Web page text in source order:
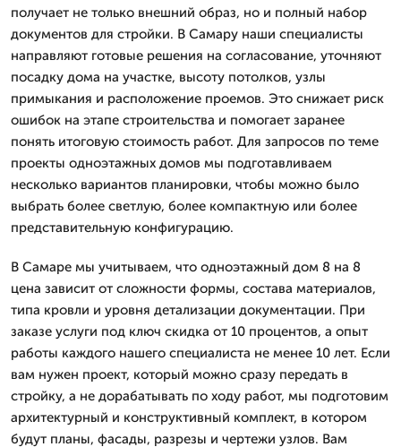
получает не только внешний образ, но и полный набор
документов для стройки. В Самару наши специалисты
направляют готовые решения на согласование, уточняют
посадку дома на участке, высоту потолков, узлы
примыкания и расположение проемов. Это снижает риск
ошибок на этапе строительства и помогает заранее
понять итоговую стоимость работ. Для запросов по теме
проекты одноэтажных домов мы подготавливаем
несколько вариантов планировки, чтобы можно было
выбрать более светлую, более компактную или более
представительную конфигурацию.
В Самаре мы учитываем, что одноэтажный дом 8 на 8
цена зависит от сложности формы, состава материалов,
типа кровли и уровня детализации документации. При
заказе услуги под ключ скидка от 10 процентов, а опыт
работы каждого нашего специалиста не менее 10 лет. Если
вам нужен проект, который можно сразу передать в
стройку, а не дорабатывать по ходу работ, мы подготовим
архитектурный и конструктивный комплект, в котором
будут планы, фасады, разрезы и чертежи узлов. Вам